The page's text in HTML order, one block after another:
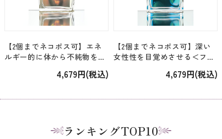
【2個までネコポス可】エネ
ルギー的に体から不純物を取
ェム＞「トパーズ」 [15ml]
4,679円(税込)
【2個までネコポス可】深い
女性性を目覚めさせる＜フロ
ムシリカ」 [15ml]4,679円(税込)
ランキングTOP10